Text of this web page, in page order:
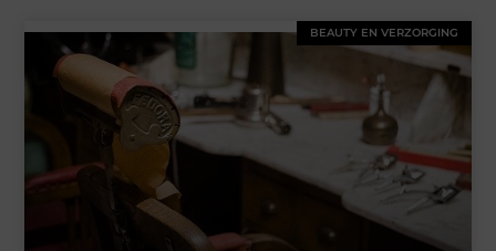
BEAUTY EN VERZORGING